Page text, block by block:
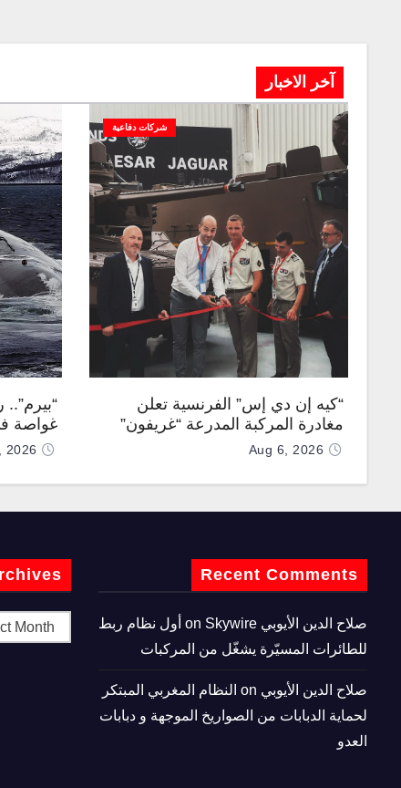
آخر الاخبار
شركات دفاعية
“كيه إن دي إس” الفرنسية تعلن
مغادرة المركبة المدرعة “غريفون”
رقم 1000 لخط الإنتاجAug 6, 2026
غواصة
كروز2026
Recent Comments
صلاح الدين الأيوبي
Skywire أول نظام ربط
للطائرات المسيّرة يشغّل من المركبات
صلاح الدين الأيوبي
النظام المغربي المبتكر
لحماية الدبابات من الصواريخ الموجهة و دبابات
العدو